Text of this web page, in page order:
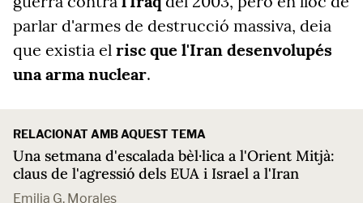
parlar d'armes de destrucció massiva, deia
que existia el risc que l'Iran desenvolupés
una arma nuclear.
RELACIONAT AMB AQUEST TEMA
Una setmana d'escalada bèl·lica a l'Orient Mitjà:
claus de l'agressió dels EUA i Israel a l'Iran
Emilia G. Morales